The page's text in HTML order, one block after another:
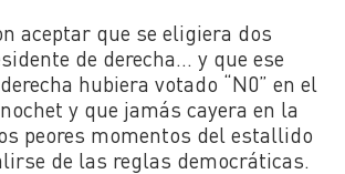
aceptar que se eligiera dos
de derecha… y que ese
hubiera votado “N0” en el
y que jamás cayera en la
peores momentos del estallido
de las reglas democráticas.